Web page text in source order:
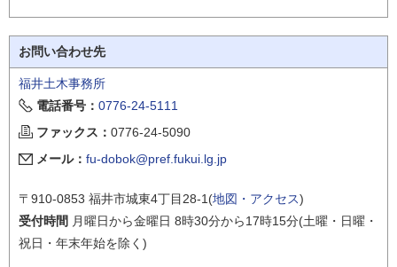
お問い合わせ先
福井土木事務所
電話番号： 0776-24-5111
ファックス： 0776-24-5090
メール： fu-dobok@pref.fukui.lg.jp
〒910-0853 福井市城東4丁目28-1(地図・アクセス)
受付時間 月曜日から金曜日 8時30分から17時15分(土曜・日曜・
祝日・年末年始を除く)